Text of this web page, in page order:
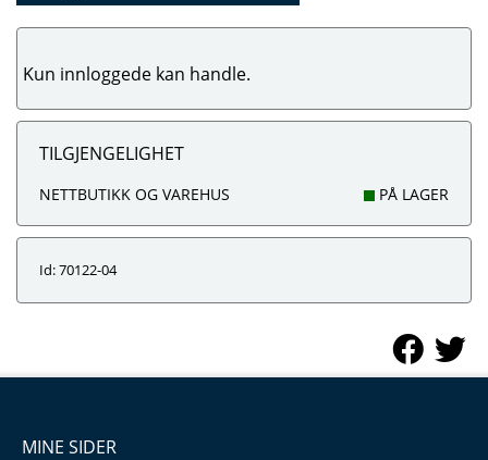
Kun innloggede kan handle.
TILGJENGELIGHET
NETTBUTIKK OG VAREHUS PÅ LAGER
Id: 70122-04
MINE SIDER